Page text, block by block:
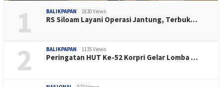
1 BALIKPAPAN 1830 Views
RS Siloam Layani Operasi Jantung, Terbuk…
2 BALIKPAPAN 1135 Views
Peringatan HUT Ke-52 Korpri Gelar Lomba …